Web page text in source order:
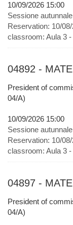
10/09/2026 15:00
Sessione autunnale
Reservation: 10/
classroom: Aula 3
04892 -
President of
04/A)
10/09/2026 15:00
Sessione autunnale
Reservation: 10/
classroom: Aula 3
04897 -
President of
04/A)